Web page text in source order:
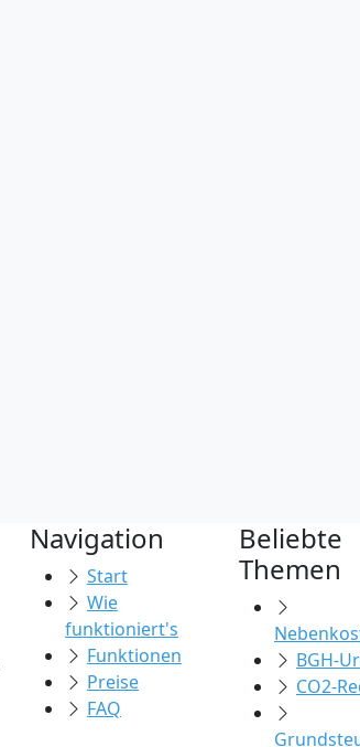
Navigation
Start
Wie
funktioniert's
Funktionen
Preise
FAQ
Beliebte
Themen
BGH-
CO2-